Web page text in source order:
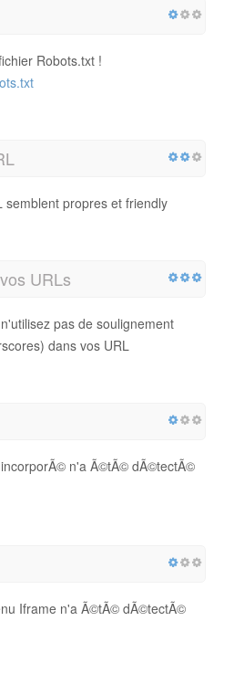
Robots.txt !
semblent propres et friendly
URLs
pas de soulignement
dans vos URL
n'a Ã©tÃ© dÃ©tectÃ©
Iframe n'a Ã©tÃ© dÃ©tectÃ©